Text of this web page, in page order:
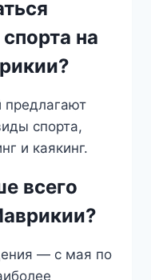
на
спорта,
и каякинг.
всего
— с мая по